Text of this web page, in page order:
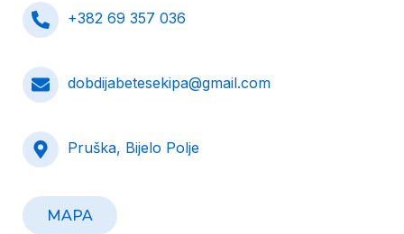
+382 69 357 036
dobdijabetesekipa@gmail.com
Pruška, Bijelo Polje
MAPA